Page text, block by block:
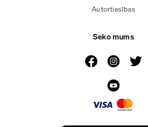
Autortiesības
Seko mums